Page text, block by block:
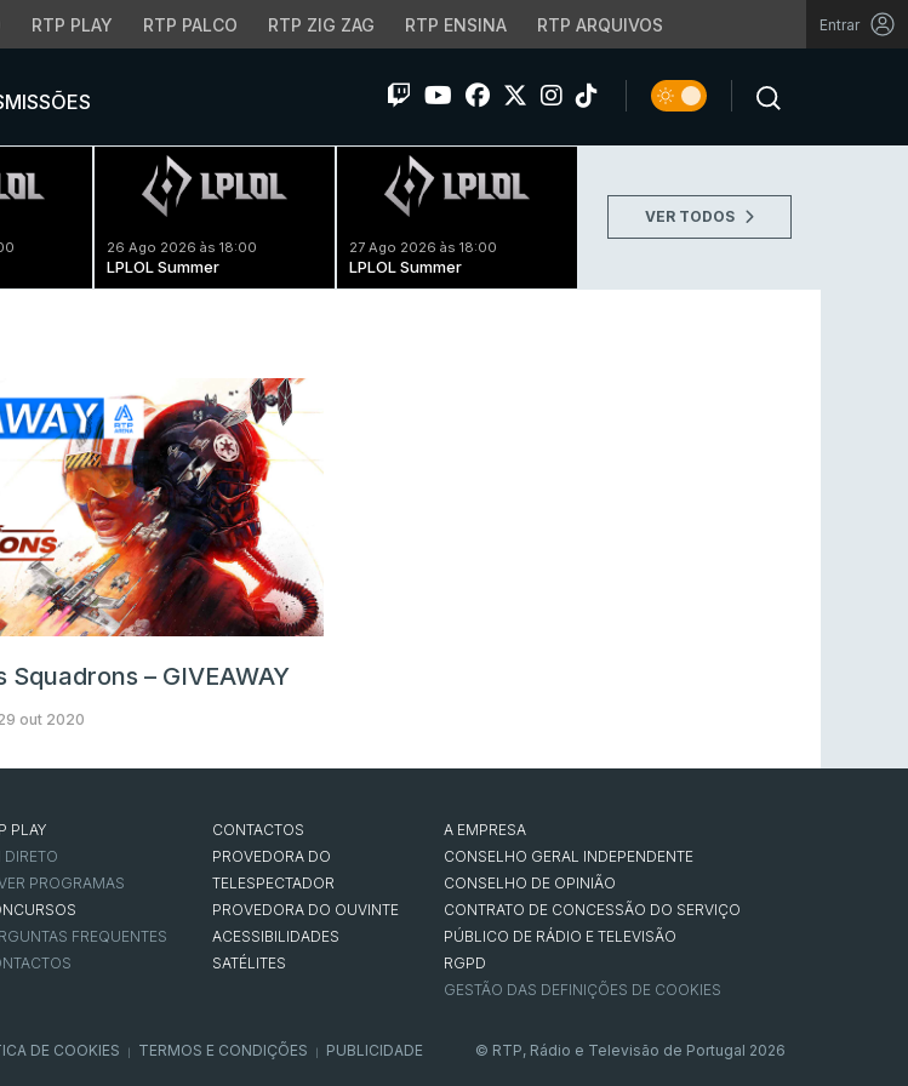
RTP PLAY RTP PALCO RTP ZIG ZAG RTP ENSINA RTP ARQUIVOS Entrar
26 Ago 2026 às 18:00
LPLOL Summer
27 Ago 2026 às 18:00
LPLOL Summer
VER TODOS
Squadrons – GIVEAWAY
out 2020
PLAY
DIRETO
PROGRAMAS
FREQUENTES
CONTACTOS
PROVEDORA DO
TELESPECTADOR
PROVEDORA DO OUVINTE
ACESSIBILIDADES
SATÉLITES
A EMPRESA
CONSELHO GERAL INDEPENDENTE
CONSELHO DE OPINIÃO
CONTRATO DE CONCESSÃO DO SERVIÇO
PÚBLICO DE RÁDIO E TELEVISÃO
RGPD
GESTÃO DAS DEFINIÇÕES DE COOKIES
DE COOKIES TERMOS E CONDIÇÕES PUBLICIDADE © RTP, Rádio e Televisão de Portugal 2026